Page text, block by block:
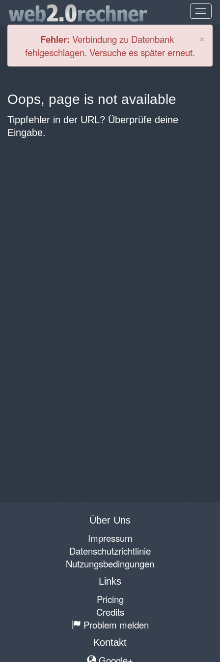
×
Fehler: Verbindung zu Datenbank
fehlgeschlagen. Versuche es später erneut.
Oops, page is not available
Tippfehler in der URL? Überprüfe deine
Eingabe.
Über Uns
Impressum
Datenschutzrichtlinie
Nutzungsbedingungen
Links
Pricing
Credits
Problem melden
Kontakt